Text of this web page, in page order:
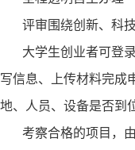
评审围绕创新、科
大学生创业者可登录
写信息、上传材料完成
地、人员、设备是否到
考察合格的项目，由